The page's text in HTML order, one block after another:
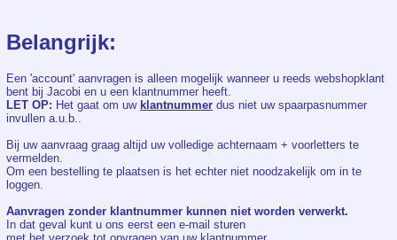
Belangrijk:
Een 'account' aanvragen is alleen mogelijk wanneer u reeds webshopklant
bent bij Jacobi en u een klantnummer heeft.
LET OP: Het gaat om uw klantnummer dus niet uw spaarpasnummer
invullen a.u.b..
Bij uw aanvraag graag altijd uw volledige achternaam + voorletters te
vermelden.
Om een bestelling te plaatsen is het echter niet noodzakelijk om in te
loggen.
Aanvragen zonder klantnummer kunnen niet worden verwerkt.
In dat geval kunt u ons eerst een e-mail sturen